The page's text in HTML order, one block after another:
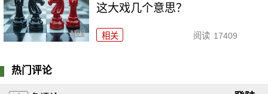
这大戏几个意思？
相关 阅读 17409
热门评论